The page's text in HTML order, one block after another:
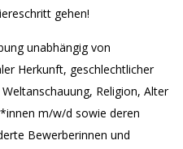
gehen!
unabhängig von
Herkunft, geschlechtlicher
Religion, Alter
m/w/d sowie deren
Bewerberinnen und